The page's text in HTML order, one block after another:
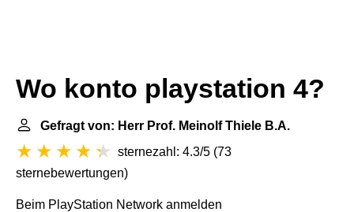
Wo konto playstation 4?
Gefragt von: Herr Prof. Meinolf Thiele B.A.
sternezahl: 4.3/5 (73
sternebewertungen)
Beim PlayStation Network anmelden